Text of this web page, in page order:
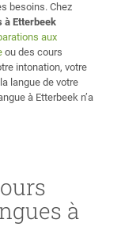
besoins. Chez
à Etterbeek
aux
ou des cours
intonation, votre
langue de votre
à Etterbeek n’a
à